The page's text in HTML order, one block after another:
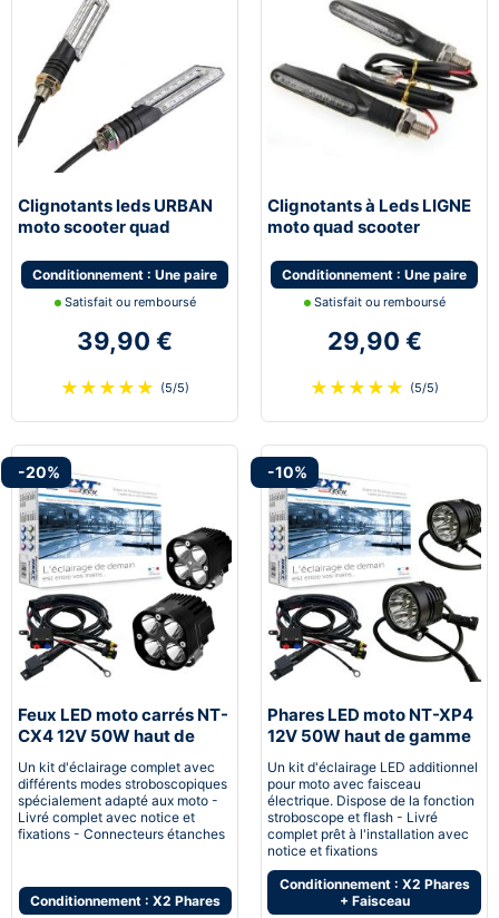
Clignotants leds URBAN
moto scooter quad
Conditionnement : Une paire
Satisfait ou remboursé
39,90 €
★ ★ ★ ★ ★ (5/5)
Clignotants à Leds LIGNE
moto quad scooter
Conditionnement : Une paire
Satisfait ou remboursé
29,90 €
★ ★ ★ ★ ★ (5/5)
-20%
Feux LED moto carrés NT-
CX4 12V 50W haut de
gamme noir avec câbles
Un kit d'éclairage complet avec
différents modes stroboscopiques
spécialement adapté aux moto -
Livré complet avec notice et
fixations - Connecteurs étanches
Conditionnement : X2 Phares
-10%
Phares LED moto NT-XP4
12V 50W haut de gamme
noir avec câbles
Un kit d'éclairage LED additionnel
pour moto avec faisceau
électrique. Dispose de la fonction
stroboscope et flash - Livré
complet prêt à l'installation avec
notice et fixations
Conditionnement : X2 Phares
+ Faisceau